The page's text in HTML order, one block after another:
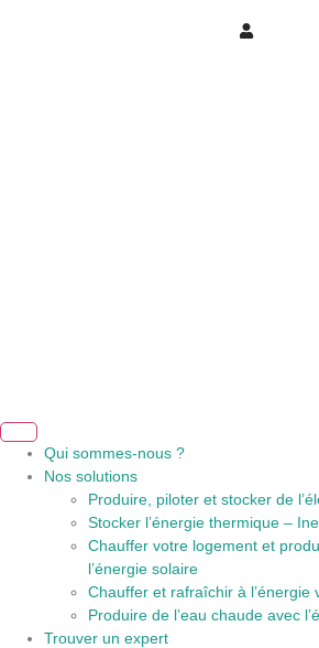
Qui sommes-nous ?
Nos solutions
Produire, piloter et stocker de
Stocker l’énergie thermique –
Chauffer votre logement et
l’énergie solaire
Chauffer et rafraîchir à l’énergie
Produire de l’eau chaude avec
Trouver un expert